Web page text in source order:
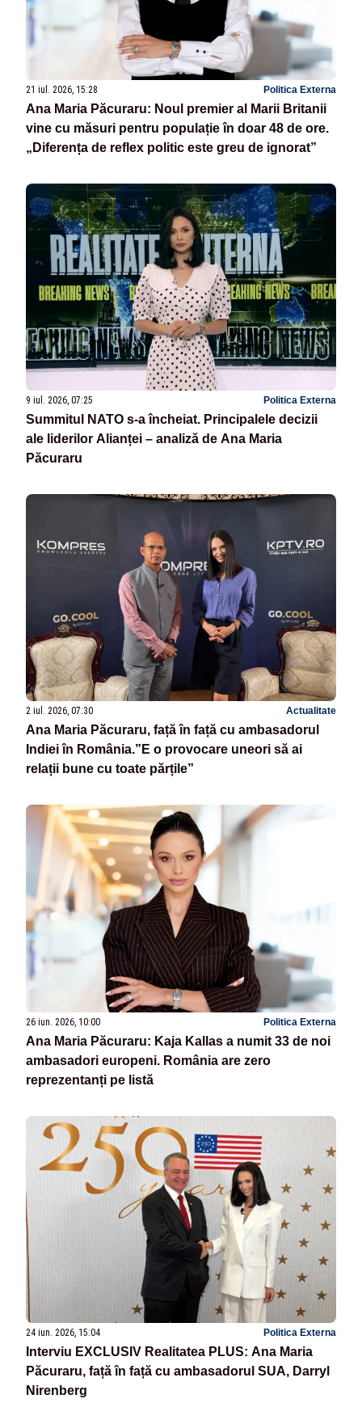
21 iul. 2026, 15:28 Politica Externa
Ana Maria Păcuraru: Noul premier al Marii Britanii
vine cu măsuri pentru populație în doar 48 de ore.
„Diferența de reflex politic este greu de ignorat”
9 iul. 2026, 07:25 Politica Externa
Summitul NATO s-a încheiat. Principalele decizii
ale liderilor Alianței – analiză de Ana Maria
Păcuraru
2 iul. 2026, 07:30 Actualitate
Ana Maria Păcuraru, față în față cu ambasadorul
Indiei în România.”E o provocare uneori să ai
relații bune cu toate părțile”
26 iun. 2026, 10:00 Politica Externa
Ana Maria Păcuraru: Kaja Kallas a numit 33 de noi
ambasadori europeni. România are zero
reprezentanți pe listă
24 iun. 2026, 15:04 Politica Externa
Interviu EXCLUSIV Realitatea PLUS: Ana Maria
Păcuraru, față în față cu ambasadorul SUA, Darryl
Nirenberg